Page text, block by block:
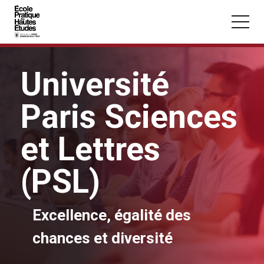
Vous recherchez peut-être :
Conférence Master Section
Université
Paris Sciences
et Lettres
(PSL)
Excellence, égalité des
chances et diversité
Panneau de gestion des cookies